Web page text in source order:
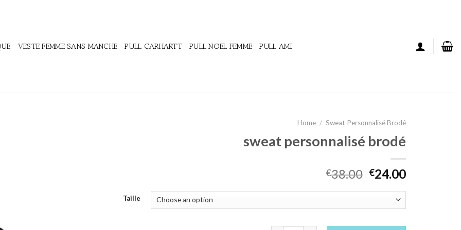
VESTE FEMME SANS MANCHE PULL CARHARTT PULL NOEL FEMME PULL AMI
Home / Sweat Personnalisé Brodé
sweat personnalisé brodé
€38.00 €24.00
Taille